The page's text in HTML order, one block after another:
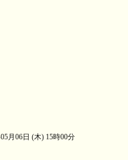
月06日 (木) 15時00分